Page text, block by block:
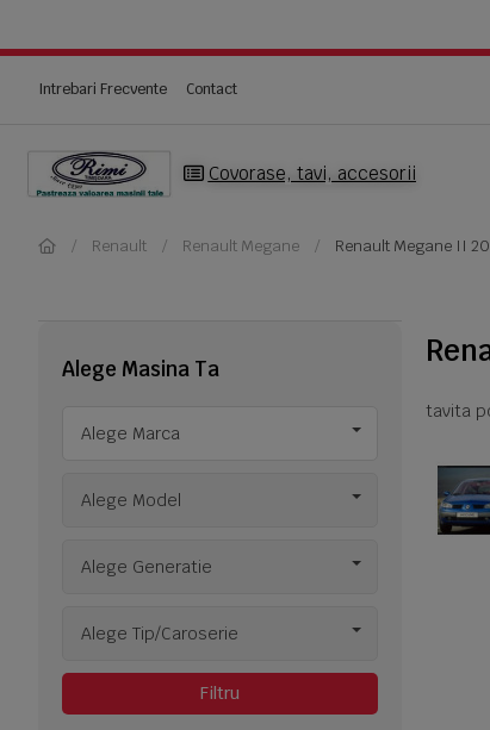
Intrebari Frecvente Contact
Covorase, tavi, accesorii
Renault Renault Megane Renault Megane II
Alege Masina Ta
Alege Marca
Alege Model
Alege Generatie
Alege Tip/Caroserie
Filtru
tavita